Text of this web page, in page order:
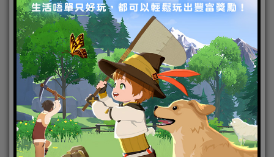
升至40萬元！ 《跑跑卡丁車
RUSH+》推出賽前特別節目
《衝吧！大師之路！》
2022-05-30 |Android,IOS,手機遊戲,焦點新聞